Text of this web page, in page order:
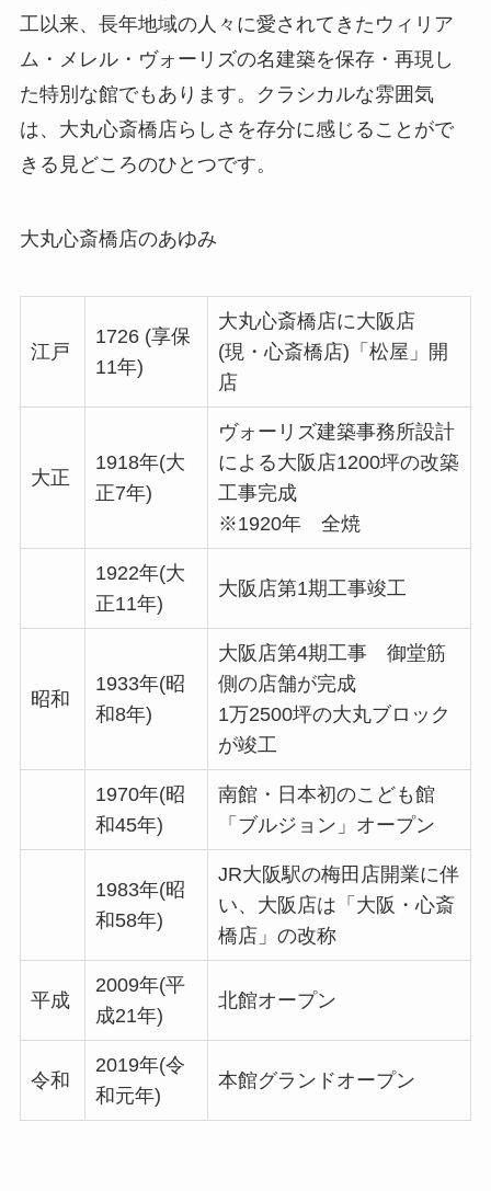
工以来、長年地域の人々に愛されてきたウィリア
ム・メレル・ヴォーリズの名建築を保存・再現し
た特別な館でもあります。クラシカルな雰囲気
は、大丸心斎橋店らしさを存分に感じることがで
きる見どころのひとつです。
大丸心斎橋店のあゆみ
江戸
1726 (享保
11年)
大丸心斎橋店に大阪店
(現・心斎橋店)「松屋」開
店
大正
1918年(大
正7年)
ヴォーリズ建築事務所設計
による大阪店1200坪の改築
工事完成
※1920年 全焼
1922年(大
正11年)
大阪店第1期工事竣工
昭和
1933年(昭
和8年)
大阪店第4期工事 御堂筋
側の店舗が完成
1万2500坪の大丸ブロック
が竣工
1970年(昭
和45年)
南館・日本初のこども館
「ブルジョン」オープン
1983年(昭
和58年)
JR大阪駅の梅田店開業に伴
い、大阪店は「大阪・心斎
橋店」の改称
平成
2009年(平
成21年)
北館オープン
令和
2019年(令
和元年)
本館グランドオープン